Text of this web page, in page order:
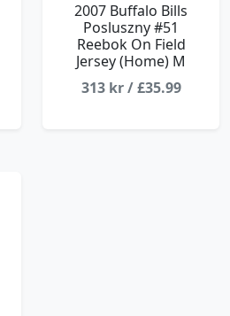
2007 Buffalo Bills
Posluszny #51
Reebok On Field
Jersey (Home) M
313 kr / £35.99